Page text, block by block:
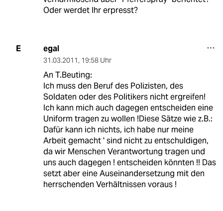
Oder werdet Ihr erpresst?
E egal
31.03.2011, 19:58 Uhr
An T.Beuting:
Ich muss den Beruf des Polizisten, des
Soldaten oder des Politikers nicht ergreifen!
Ich kann mich auch dagegen entscheiden eine
Uniform tragen zu wollen !Diese Sätze wie z.B.:
Dafür kann ich nichts, ich habe nur meine
Arbeit gemacht ' sind nicht zu entschuldigen,
da wir Menschen Verantwortung tragen und
uns auch dagegen ! entscheiden könnten !! Das
setzt aber eine Auseinandersetzung mit den
herrschenden Verhältnissen voraus !